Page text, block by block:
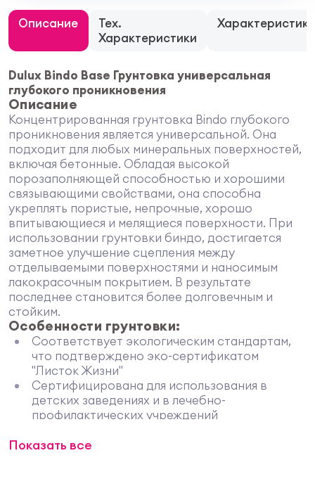
Описание
Тех.
Характеристики
Характеристики
Dulux Bindo Base Грунтовка универсальная
глубокого проникновения
Описание
Концентрированная грунтовка Bindo глубокого
проникновения является универсальной. Она
подходит для любых минеральных поверхностей,
включая бетонные. Обладая высокой
порозаполняющей способностью и хорошими
связывающими свойствами, она способна
укреплять пористые, непрочные, хорошо
впитывающиеся и мелящиеся поверхности. При
использовании грунтовки биндо, достигается
заметное улучшение сцепления между
отделываемыми поверхностями и наносимым
лакокрасочным покрытием. В результате
последнее становится более долговечным и
стойким.
Особенности грунтовки:
Соответствует экологическим стандартам,
что подтверждено эко-сертификатом
"Листок Жизни"
Сертифицирована для использования в
детских заведениях и в лечебно-
профилактических учреждений
вредных и токсичных добавок
Показать все